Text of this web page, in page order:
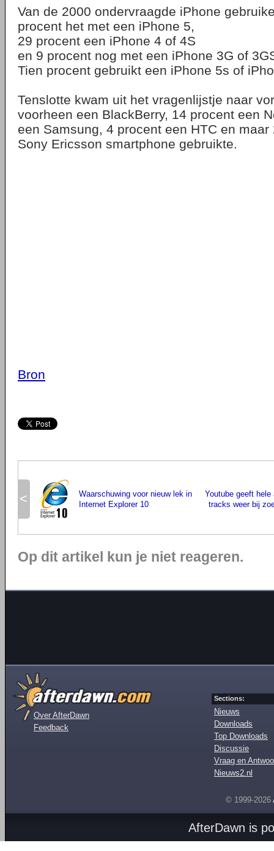
Van de 2000 ondervraagde iPhone
procent het met een iPhone 5,
29 procent een iPhone 4 of 4S
en 9 procent nog met een iPhone 3G of
Tien procent gebruikt een iPhone 5s of
Tenslotte kwam uit het vragenlijstje naar
voorheen een BlackBerry, 14 procent een
een Samsung, 4 procent een HTC en maar
Sony Ericsson smartphone gebruikte.
Bron
<
Waarschuwing voor nieuw lek in
Internet Explorer 10
Youtube geeft
tracks weer bij
Op dit artikel kun je niet reageren.
Over AfterDawn
Feedback
Sections:
Nieuws
Downloads
Top Downloads
Discussie
Vraag en
Nieuws2.nl
© 1999-2026
AfterDawn is